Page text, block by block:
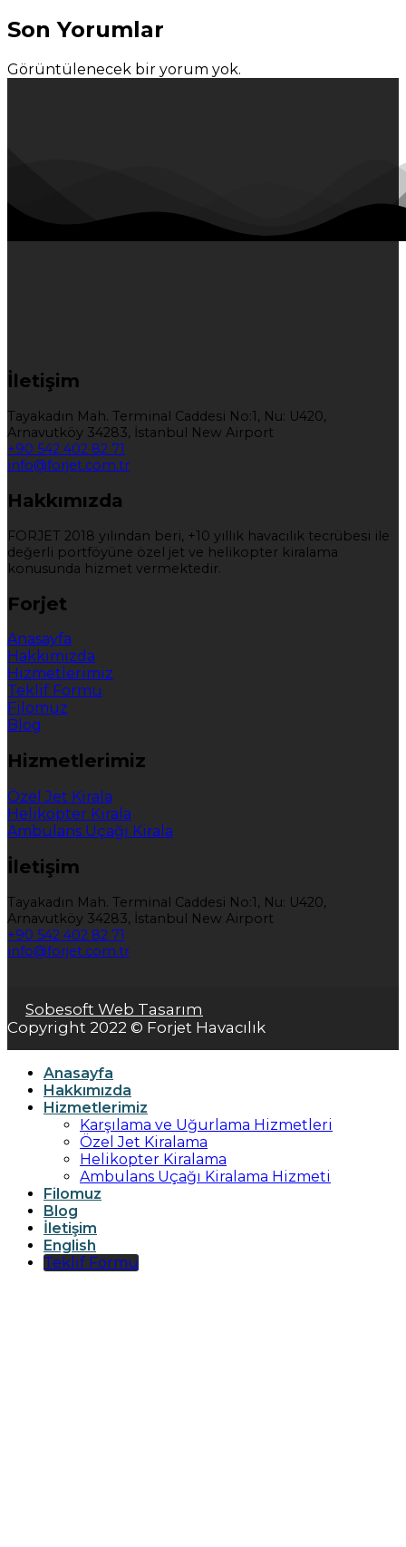
Son Yorumlar
Görüntülenecek bir yorum yok.
İletişim
Tayakadın Mah. Terminal Caddesi No:1, Nu: U420,
Arnavutköy 34283, İstanbul New Airport
+90 542 402 82 71
info@forjet.com.tr
Hakkımızda
FORJET 2018 yılından beri, +10 yıllık havacılık tecrübesi ile
değerli portföyüne özel jet ve helikopter kiralama
konusunda hizmet vermektedir.
Forjet
Anasayfa
Hakkımızda
Hizmetlerimiz
Teklif Formu
Filomuz
Blog
Hizmetlerimiz
Özel Jet Kirala
Helikopter Kirala
Ambulans Uçağı Kirala
İletişim
Tayakadın Mah. Terminal Caddesi No:1, Nu: U420,
Arnavutköy 34283, İstanbul New Airport
+90 542 402 82 71
info@forjet.com.tr
Sobesoft Web Tasarım
Copyright 2022 © Forjet Havacılık
Anasayfa
Hakkımızda
Hizmetlerimiz
Karşılama ve Uğurlama Hizmetleri
Özel Jet Kiralama
Helikopter Kiralama
Ambulans Uçağı Kiralama Hizmeti
Filomuz
Blog
İletişim
English
Teklif Formu